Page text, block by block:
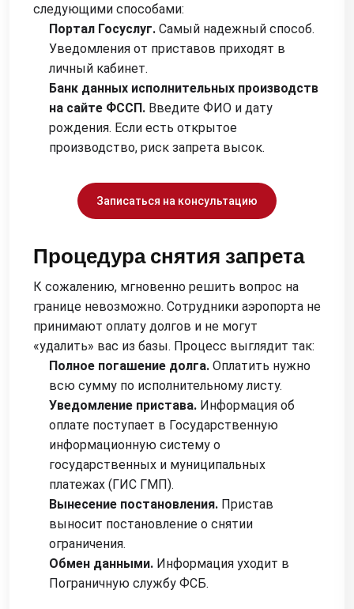
следующими способами:
Портал Госуслуг. Самый надежный способ.
Уведомления от приставов приходят в
личный кабинет.
Банк данных исполнительных производств
на сайте ФССП. Введите ФИО и дату
рождения. Если есть открытое
производство, риск запрета высок.
Записаться на консультацию
Процедура снятия запрета
К сожалению, мгновенно решить вопрос на
границе невозможно. Сотрудники аэропорта не
принимают оплату долгов и не могут
«удалить» вас из базы. Процесс выглядит так:
Полное погашение долга. Оплатить нужно
всю сумму по исполнительному листу.
Уведомление пристава. Информация об
оплате поступает в Государственную
информационную систему о
государственных и муниципальных
платежах (ГИС ГМП).
Вынесение постановления. Пристав
выносит постановление о снятии
ограничения.
Обмен данными. Информация уходит в
Пограничную службу ФСБ.